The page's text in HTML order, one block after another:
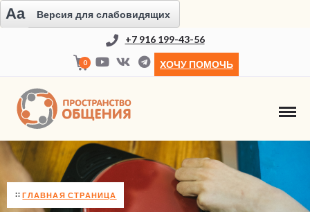
Aa Версия для слабовидящих
+7 916 199-43-56
0 ХОЧУ ПОМОЧЬ
НОВОСТИ
ГЛАВНАЯ СТРАНИЦА